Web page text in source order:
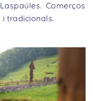
Comerços
tradicionals.